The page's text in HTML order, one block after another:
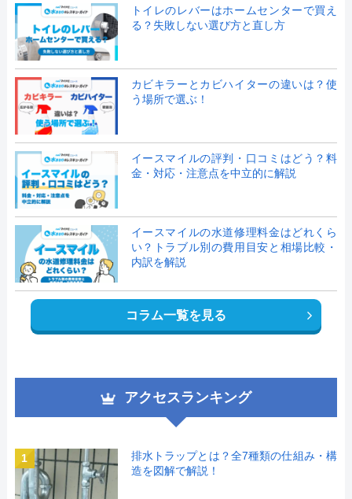
トイレのレバーはホームセンターで買え
る？失敗しない選び方と直し方
カビキラーとカビハイターの違いは？使
う場所で選ぶ！
イースマイルの評判・口コミはどう？料
金・対応・注意点を中立的に解説
イースマイルの水道修理料金はどれくら
い？トラブル別の費用目安と相場比較・
内訳を解説
コラム一覧を見る
アクセスランキング
1
排水トラップとは？全7種類の仕組み・構
造を図解で解説！